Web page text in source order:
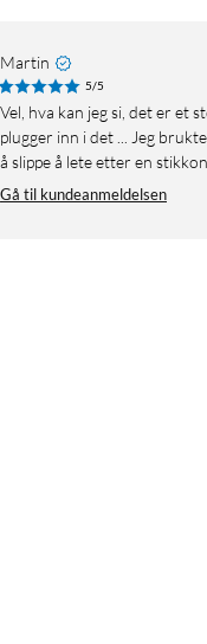
Martin
5/5
Vel, hva kan jeg si, det er et stort batteri som lader alt du
plugger inn i det ... Jeg
å slippe å lete etter en
Gå til kundeanmeldelsen